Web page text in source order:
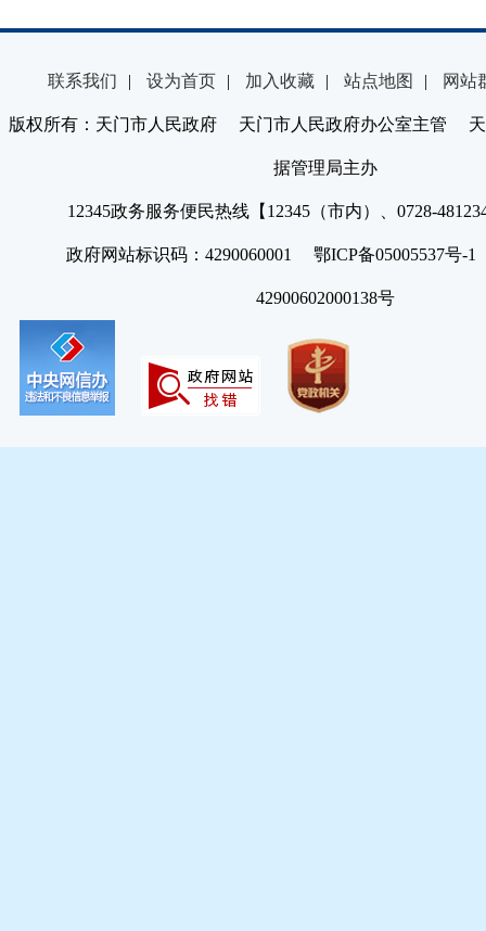
联系我们 | 设为首页 | 加入收藏 | 站点地图 | 网站
版权所有：天门市人民政府 天门市人民政府办公室主管 天
据管理局主办
12345政务服务便民热线【12345（市内）、0728-
政府网站标识码：4290060001 鄂ICP备05005537号
42900602000138号